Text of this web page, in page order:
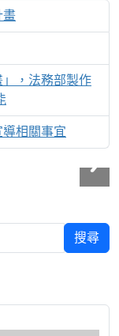
畫
，法務部製作
相關事宜
搜尋